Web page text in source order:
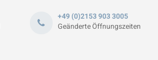
+49 (0)2153 903 3005
Geänderte Öffnungszeiten